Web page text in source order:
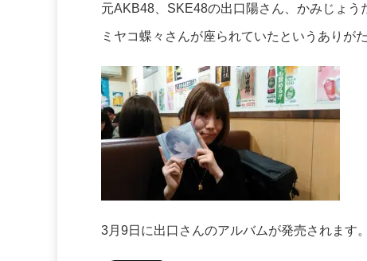
元AKB48、SKE48の出口陽さん、かみじょ
ミヤコ蝶々さんが座られていたというありが
3月9日に出口さんのアルバムが発売されます。